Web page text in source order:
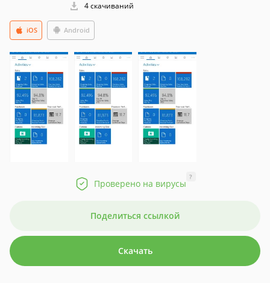
4 скачиваний
iOS Android
Проверено на вирусы
?
Поделиться ссылкой
Скачать